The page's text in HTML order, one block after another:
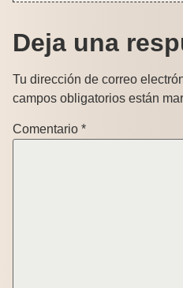
Deja una
Tu dirección de correo
campos obligatorios están
Comentario *